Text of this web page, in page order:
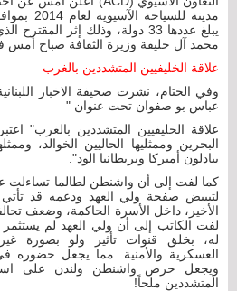
مدينة
يبلغ عددها 33 دولة، وذلك إثر
محمد آل خليفة وزيرة الثقافة صباح أمس
علاقة الخليفيين المتشددين بالغرب
وفي الختام، نشرت صحيفة الاخبار
عباس بو صفوان تحت عنوان "
علاقة الخليفيين المتشددين بالغرب"
البحرين وممثليها الحاليين الخوالد،
يبادلون أميركا وبريطانيا الود".
كما لفت إلى أن واشنطن لطالما تساءلت
لتبييض صفحة ولي العهد ودعمه قد
الأخير، داخل الأسرة الحاكمة، وضعف
لفت الكاتب إلى أن ولي العهد لم
له، بخلق قنوات تأثير ولو بصورة
العسكرية والأمنية. مما يجعل حضوره
ويجعل حرص واشنطن ولندن على
المتشددين ملحاً!